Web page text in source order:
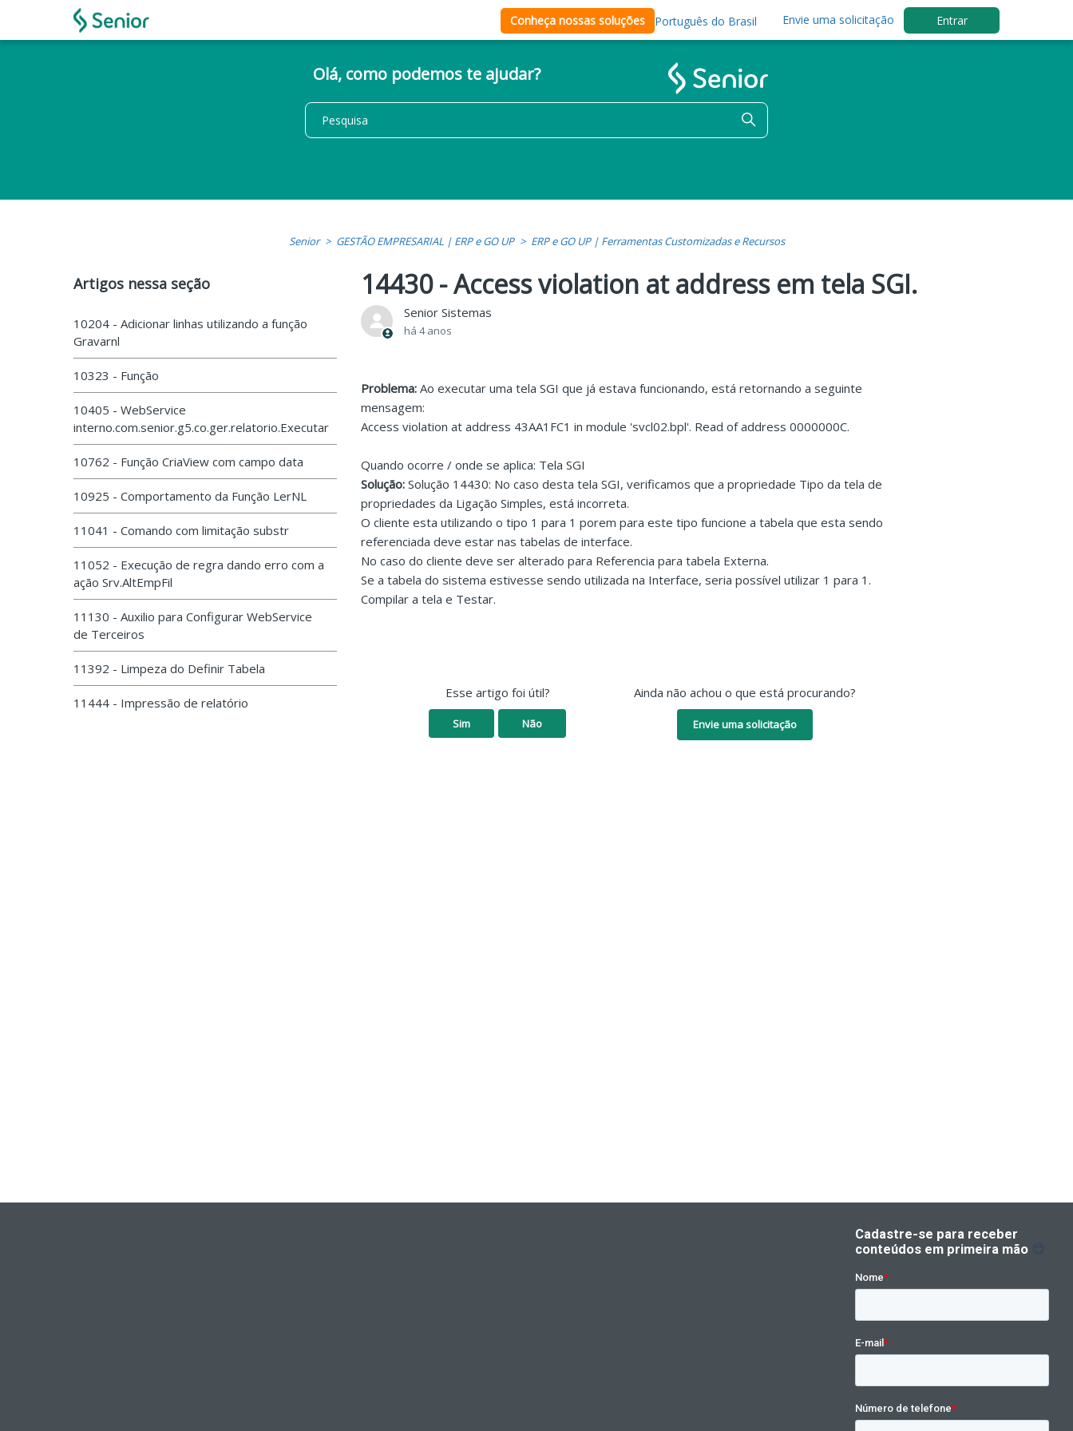
Conheça nossas soluções Português do Brasil Envie uma solicitação Entrar
Olá, como podemos te ajudar?
Senior GESTÃO EMPRESARIAL | ERP e GO UP ERP e GO UP | Ferramentas Customizadas e Recursos
Artigos nessa seção
10204 - Adicionar linhas utilizando a função
Gravarnl
10323 - Função
10405 - WebService
interno.com.senior.g5.co.ger.relatorio.Executar
10762 - Função CriaView com campo data
10925 - Comportamento da Função LerNL
11041 - Comando com limitação substr
11052 - Execução de regra dando erro com a
ação Srv.AltEmpFil
11130 - Auxilio para Configurar WebService
de Terceiros
11392 - Limpeza do Definir Tabela
11444 - Impressão de relatório
14430 - Access violation at address em tela SGI.
Senior Sistemas
há 4 anos
Problema: Ao executar uma tela SGI que já estava funcionando, está retornando a seguinte
mensagem:
Access violation at address 43AA1FC1 in module 'svcl02.bpl'. Read of address 0000000C.
Quando ocorre / onde se aplica: Tela SGI
Solução: Solução 14430: No caso desta tela SGI, verificamos que a propriedade Tipo da tela de
propriedades da Ligação Simples, está incorreta.
O cliente esta utilizando o tipo 1 para 1 porem para este tipo funcione a tabela que esta sendo
referenciada deve estar nas tabelas de interface.
No caso do cliente deve ser alterado para Referencia para tabela Externa.
Se a tabela do sistema estivesse sendo utilizada na Interface, seria possível utilizar 1 para 1.
Compilar a tela e Testar.
Esse artigo foi útil?
Sim Não
Ainda não achou o que está procurando?
Envie uma solicitação